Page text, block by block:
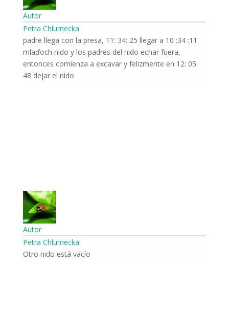
Autor
Petra Chlumecka
11: 34: 10 padre llega con la presa, 11: 34: 25 llegar a
mlaďoch nido y los padres del nido echar fuera,
entonces comienza a excavar y felizmente en 12: 05:
48 dejar el nido
Autor
Petra Chlumecka
Otro nido está vacío